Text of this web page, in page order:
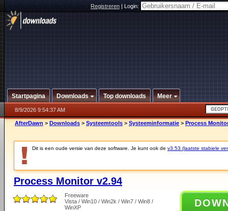
Registreren|Login:
Startpagina Downloads Top downloads Meer
8/9/2026 9:54:37 AM
AfterDawn > Downloads > Systeemtools > Systeeminformatie > Process
Dit is een oude versie van deze software. Je kunt ook de v3.53 (laatste stabiele
Process Monitor v2.94
Freeware
Vista / Win10 / Win2k / Win7 / Win8 /
WinXP